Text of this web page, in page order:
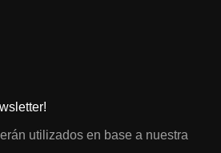
utilizados en base a nuestra